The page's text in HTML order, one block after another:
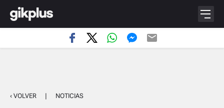
‹ VOLVER | NOTICIAS